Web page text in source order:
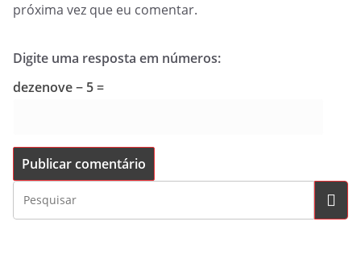
próxima vez que eu comentar.
Digite uma resposta em números:
dezenove − 5 =